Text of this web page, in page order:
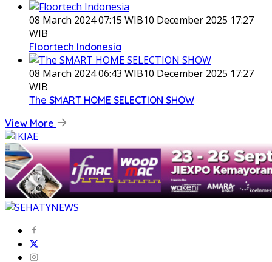
08 March 2024 07:15 WIB10 December 2025 17:27
WIB
Floortech Indonesia
08 March 2024 06:43 WIB10 December 2025 17:27
WIB
The SMART HOME SELECTION SHOW
View More